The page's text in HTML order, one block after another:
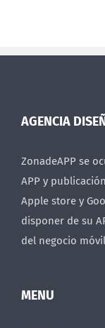
AGENCIA
ZonadeAPP se
APP y
Apple store y
disponer de su
del negocio
MENU